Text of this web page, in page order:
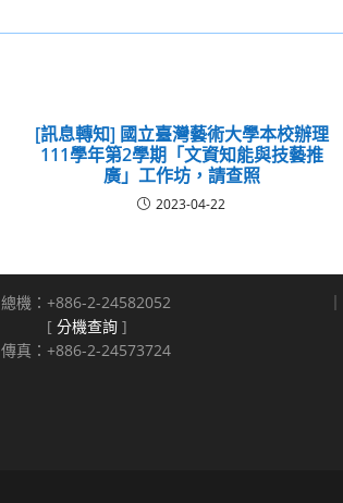
[訊息轉知] 國立臺灣藝術大學本校辦理
111學年第2學期「文資知能與技藝推
廣」工作坊，請查照
2023-04-22
總機：+886-2-24582052
[ 分機查詢 ]
傳真：+886-2-24573724
｜